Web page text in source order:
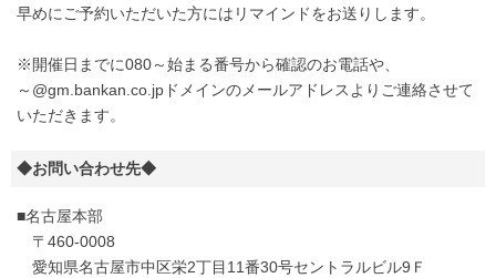
早めにご予約いただいた方にはリマインドをお送りします。
※開催日までに080～始まる番号から確認のお電話や、
～@gm.bankan.co.jpドメインのメールアドレスよりご連絡させて
いただきます。
◆お問い合わせ先◆
■名古屋本部
〒460-0008
愛知県名古屋市中区栄2丁目11番30号セントラルビル9Ｆ